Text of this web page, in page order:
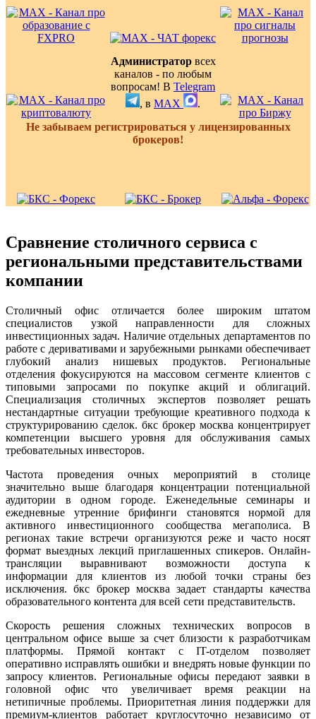
Администраторвсех
каналов - по любым
вопросам! В Telegram
, в MAX
.
Не забываем регистрироваться у лицензированных
брокеров!
Сравнение столичного сервиса с
региональными представительствами
компании
Столичный офис отличается более широким штатом
специалистов узкой направленности для сложных
инвестиционных задач. Наличие отдельных департаментов по
работе с деривативами и зарубежными рынками обеспечивает
глубокий анализ нишевых продуктов. Региональные
отделения фокусируются на массовом сегменте клиентов с
типовыми запросами по покупке акций и облигаций.
Специализация столичных экспертов позволяет решать
нестандартные ситуации требующие креативного подхода к
структурированию сделок. бкс брокер москва концентрирует
компетенции высшего уровня для обслуживания самых
требовательных инвесторов.
Частота проведения очных мероприятий в столице
значительно выше благодаря концентрации потенциальной
аудитории в одном городе. Еженедельные семинары и
ежедневные утренние брифинги становятся нормой для
активного инвестиционного сообщества мегаполиса. В
регионах такие встречи организуются реже и часто носят
формат выездных лекций приглашенных спикеров. Онлайн-
трансляции выравнивают возможности доступа к
информации для клиентов из любой точки страны без
исключения. бкс брокер москва задает стандарты качества
образовательного контента для всей сети представительств.
Скорость решения сложных технических вопросов в
центральном офисе выше за счет близости к разработчикам
платформы. Прямой контакт с IT-отделом позволяет
оперативно исправлять ошибки и внедрять новые функции по
запросу клиентов. Региональные офисы передают заявки в
головной офис что увеличивает время реакции на
нетипичные проблемы. Приоритетная линия поддержки для
премиум-клиентов работает круглосуточно независимо от